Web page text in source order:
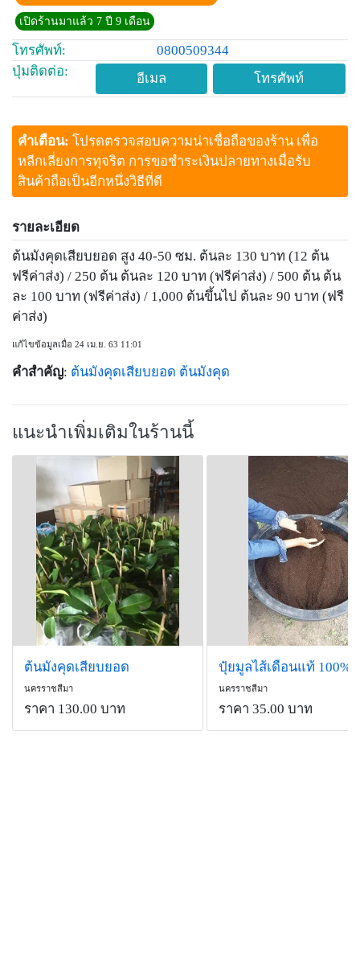
เปิดร้านมาแล้ว 7 ปี 9 เดือน
โทรศัพท์:
0800509344
ปุ่มติดต่อ:
อีเมล โทรศัพท์
คำเตือน: โปรดตรวจสอบความน่าเชื่อถือของร้าน เพื่อ
หลีกเลี่ยงการทุจริต การขอชำระเงินปลายทางเมื่อรับ
สินค้าถือเป็นอีกหนึ่งวิธีที่ดี
รายละเอียด
ต้นมังคุดเสียบยอด สูง 40-50 ซม. ต้นละ 130 บาท (12 ต้น
ฟรีค่าส่ง) / 250 ต้น ต้นละ 120 บาท (ฟรีค่าส่ง) / 500 ต้น ต้น
ละ 100 บาท (ฟรีค่าส่ง) / 1,000 ต้นขึ้นไป ต้นละ 90 บาท (ฟรี
ค่าส่ง)
แก้ไขข้อมูลเมื่อ 24 เม.ย. 63 11:01
คำสำคัญ: ต้นมังคุดเสียบยอด ต้นมังคุด
แนะนำเพิ่มเติมในร้านนี้
ต้นมังคุดเสียบยอด
นครราชสีมา
ราคา 130.00 บาท
ปุ๋ยมูลไส้เดือนแท้ 100%
นครราชสีมา
ราคา 35.00 บาท